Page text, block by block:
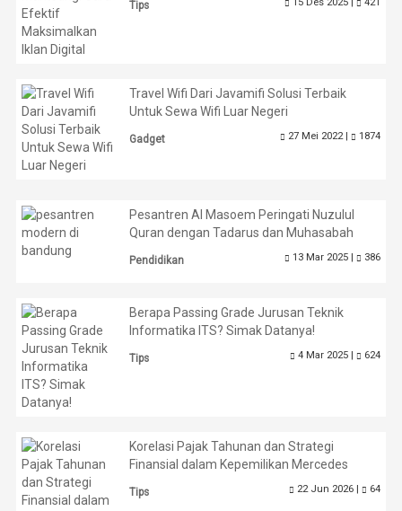
Tips
Travel Wifi Dari Javamifi Solusi Terbaik
Untuk Sewa Wifi Luar Negeri
Gadget 27 Mei 2022 | 1874
Pesantren Al Masoem Peringati Nuzulul
Quran dengan Tadarus dan Muhasabah
Pendidikan 13 Mar 2025 | 386
Berapa Passing Grade Jurusan Teknik
Informatika ITS? Simak Datanya!
Tips 4 Mar 2025 | 624
Korelasi Pajak Tahunan dan Strategi
Finansial dalam Kepemilikan Mercedes
Tips 22 Jun 2026 | 64